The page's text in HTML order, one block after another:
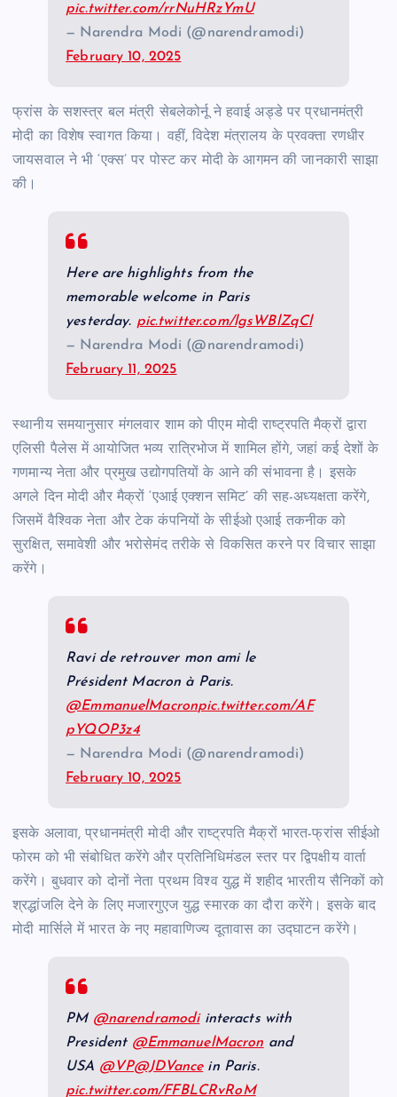
pic.twitter.com/rrNuHRzYmU
— Narendra Modi (@narendramodi)
February 10, 2025
फ्रांस के सशस्त्र बल मंत्री सेबलेकोर्नू ने हवाई अड्डे पर प्रधानमंत्री
मोदी का विशेष स्वागत किया। वहीं, विदेश मंत्रालय के प्रवक्ता रणधीर
जायसवाल ने भी ‘एक्स’ पर पोस्ट कर मोदी के आगमन की जानकारी साझा
की।
Here are highlights from the
memorable welcome in Paris
yesterday. pic.twitter.com/lgsWBlZqCl
— Narendra Modi (@narendramodi)
February 11, 2025
स्थानीय समयानुसार मंगलवार शाम को पीएम मोदी राष्ट्रपति मैक्रों द्वारा
एलिसी पैलेस में आयोजित भव्य रात्रिभोज में शामिल होंगे, जहां कई देशों के
गणमान्य नेता और प्रमुख उद्योगपतियों के आने की संभावना है। इसके
अगले दिन मोदी और मैक्रों ‘एआई एक्शन समिट’ की सह-अध्यक्षता करेंगे,
जिसमें वैश्विक नेता और टेक कंपनियों के सीईओ एआई तकनीक को
सुरक्षित, समावेशी और भरोसेमंद तरीके से विकसित करने पर विचार साझा
करेंगे।
Ravi de retrouver mon ami le
Président Macron à Paris.
@EmmanuelMacronpic.twitter.com/AF
pYQOP3z4
— Narendra Modi (@narendramodi)
February 10, 2025
इसके अलावा, प्रधानमंत्री मोदी और राष्ट्रपति मैक्रों भारत-फ्रांस सीईओ
फोरम को भी संबोधित करेंगे और प्रतिनिधिमंडल स्तर पर द्विपक्षीय वार्ता
करेंगे। बुधवार को दोनों नेता प्रथम विश्व युद्ध में शहीद भारतीय सैनिकों को
श्रद्धांजलि देने के लिए मजारगुएज युद्ध स्मारक का दौरा करेंगे। इसके बाद
मोदी मार्सिले में भारत के नए महावाणिज्य दूतावास का उद्घाटन करेंगे।
PM @narendramodiinteracts with
President @EmmanuelMacron and
USA @VP@JDVancein Paris.
pic.twitter.com/FFBLCRvRoM